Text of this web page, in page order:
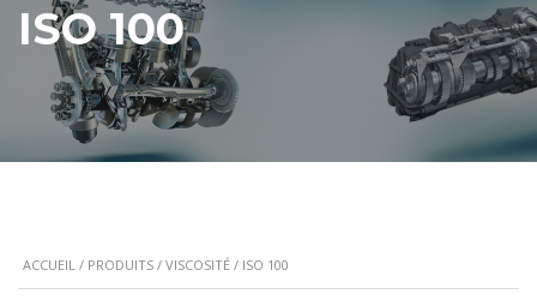
ISO 100
ACCUEIL / PRODUITS / VISCOSITÉ / ISO 100